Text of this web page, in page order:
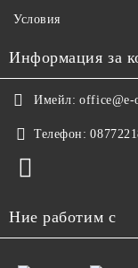
Условия
Информация за
Имейл:
Телефон:
Ние работим с